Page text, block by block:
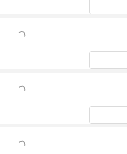
もっと見る
もっと見る
もっと見る